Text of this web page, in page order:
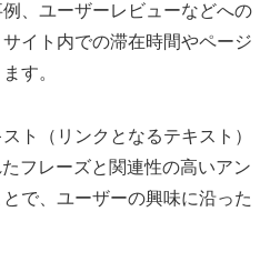
、ユーザーレビューなどへの
イト内での滞在時間やページ
す。
ト（リンクとなるテキスト）
フレーズと関連性の高いアン
で、ユーザーの興味に沿った